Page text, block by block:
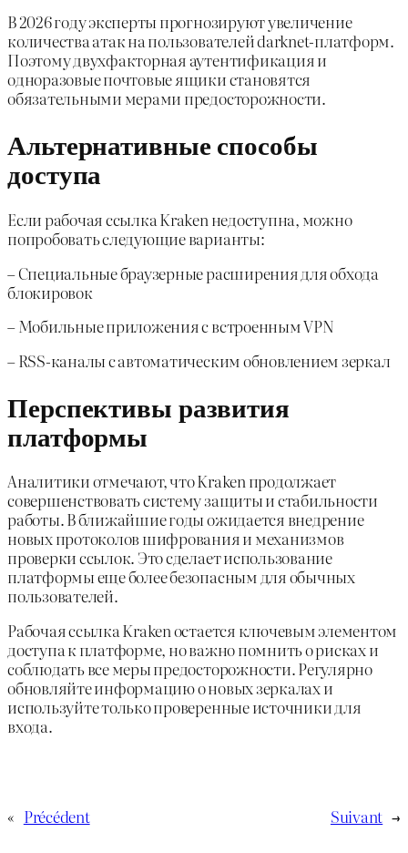
В 2026 году эксперты прогнозируют увеличение
количества атак на пользователей darknet-платформ.
Поэтому двухфакторная аутентификация и
одноразовые почтовые ящики становятся
обязательными мерами предосторожности.
Альтернативные способы
доступа
Если рабочая ссылка Kraken недоступна, можно
попробовать следующие варианты:
– Специальные браузерные расширения для обхода
блокировок
– Мобильные приложения с встроенным VPN
– RSS-каналы с автоматическим обновлением зеркал
Перспективы развития
платформы
Аналитики отмечают, что Kraken продолжает
совершенствовать систему защиты и стабильности
работы. В ближайшие годы ожидается внедрение
новых протоколов шифрования и механизмов
проверки ссылок. Это сделает использование
платформы еще более безопасным для обычных
пользователей.
Рабочая ссылка Kraken остается ключевым элементом
доступа к платформе, но важно помнить о рисках и
соблюдать все меры предосторожности. Регулярно
обновляйте информацию о новых зеркалах и
используйте только проверенные источники для
входа.
« Précédent Suivant →